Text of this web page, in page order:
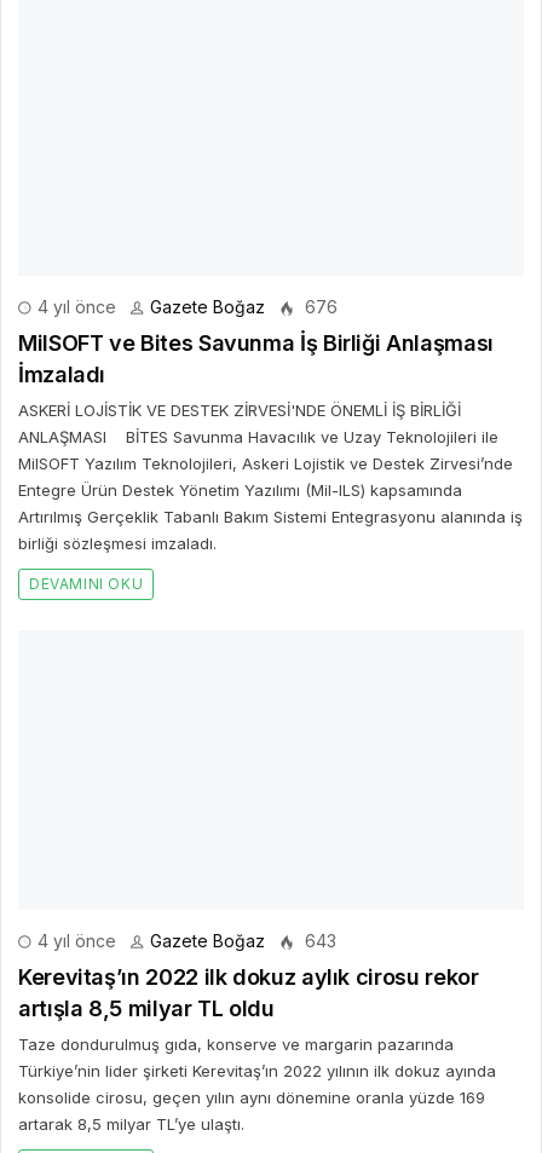
4 yıl önce Gazete Boğaz 676
MilSOFT ve Bites Savunma İş Birliği Anlaşması
İmzaladı
ASKERİ LOJİSTİK VE DESTEK ZİRVESİ'NDE ÖNEMLİ İŞ BİRLİĞİ
ANLAŞMASI BİTES Savunma Havacılık ve Uzay Teknolojileri ile
MilSOFT Yazılım Teknolojileri, Askeri Lojistik ve Destek Zirvesi’nde
Entegre Ürün Destek Yönetim Yazılımı (Mil-ILS) kapsamında
Artırılmış Gerçeklik Tabanlı Bakım Sistemi Entegrasyonu alanında iş
birliği sözleşmesi imzaladı.
DEVAMINI OKU
4 yıl önce Gazete Boğaz 643
Kerevitaş’ın 2022 ilk dokuz aylık cirosu rekor
artışla 8,5 milyar TL oldu
Taze dondurulmuş gıda, konserve ve margarin pazarında
Türkiye’nin lider şirketi Kerevitaş’ın 2022 yılının ilk dokuz ayında
konsolide cirosu, geçen yılın aynı dönemine oranla yüzde 169
artarak 8,5 milyar TL’ye ulaştı.